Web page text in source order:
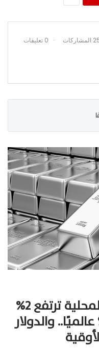
0 تعليقات
«مرصد الذهب»: الفضة المحلية ترتفع 2%
مقابل 10.3% عالميًا.. والدولار